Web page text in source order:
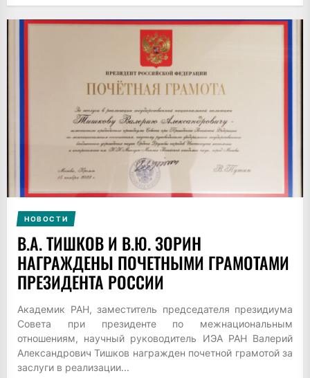
НОВОСТИ
В.А. ТИШКОВ И В.Ю. ЗОРИН
НАГРАЖДЕНЫ ПОЧЕТНЫМИ ГРАМОТАМИ
ПРЕЗИДЕНТА РОССИИ
Академик РАН, заместитель председателя президиума
Совета при президенте по межнациональным
отношениям, научный руководитель ИЭА РАН Валерий
Александрович Тишков награжден почетной грамотой за
заслуги в реализации...